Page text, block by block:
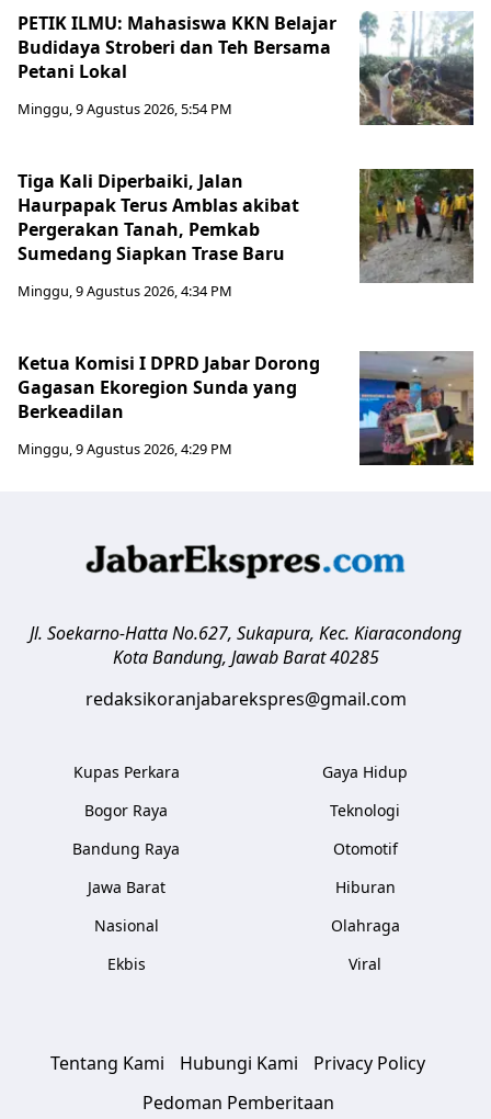
PETIK ILMU: Mahasiswa KKN Belajar
Budidaya Stroberi dan Teh Bersama
Petani Lokal
Minggu, 9 Agustus 2026, 5:54 PM
Tiga Kali Diperbaiki, Jalan
Haurpapak Terus Amblas akibat
Pergerakan Tanah, Pemkab
Sumedang Siapkan Trase Baru
Minggu, 9 Agustus 2026, 4:34 PM
Ketua Komisi I DPRD Jabar Dorong
Gagasan Ekoregion Sunda yang
Berkeadilan
Minggu, 9 Agustus 2026, 4:29 PM
Jl. Soekarno-Hatta No.627, Sukapura, Kec. Kiaracondong
Kota Bandung, Jawab Barat 40285
redaksikoranjabarekspres@gmail.com
Kupas Perkara
Bogor Raya
Bandung Raya
Jawa Barat
Nasional
Ekbis
Gaya Hidup
Teknologi
Otomotif
Hiburan
Olahraga
Viral
Tentang Kami Hubungi Kami
Privacy Policy
Pedoman Pemberitaan